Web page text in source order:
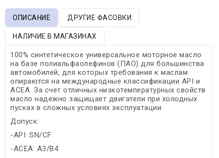
ОПИСАНИЕ ДРУГИЕ ФАСОВКИ
НАЛИЧИЕ В МАГАЗИНАХ
100% синтетическое универсальное моторное масло
на базе полиальфаолефинов (ПАО) для большинства
автомобилей, для которых требования к маслам
опираются на международные классификации API и
ACEA. За счет отличных низкотемпературных свойств
масло надежно защищает двигатели при холодных
пусках в сложных условиях эксплуатации.
Допуск:
-API: SN/CF
-ACEA: A3/B4